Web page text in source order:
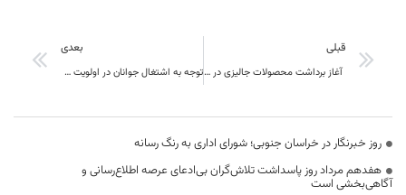
قبلی
‍ آغاز برداشت محصولات جالیزی در طبس
بعدی
توجه به اشتغال جوانان در اولویت قرار دارد
روز خبرنگار در خراسان جنوبی؛ شورای اداری به رنگ رسانه
هفدهم مرداد روز پاسداشت تلاش‌گران بی‌ادعای عرصه اطلاع‌رسانی و
آگاهی‌بخشی است